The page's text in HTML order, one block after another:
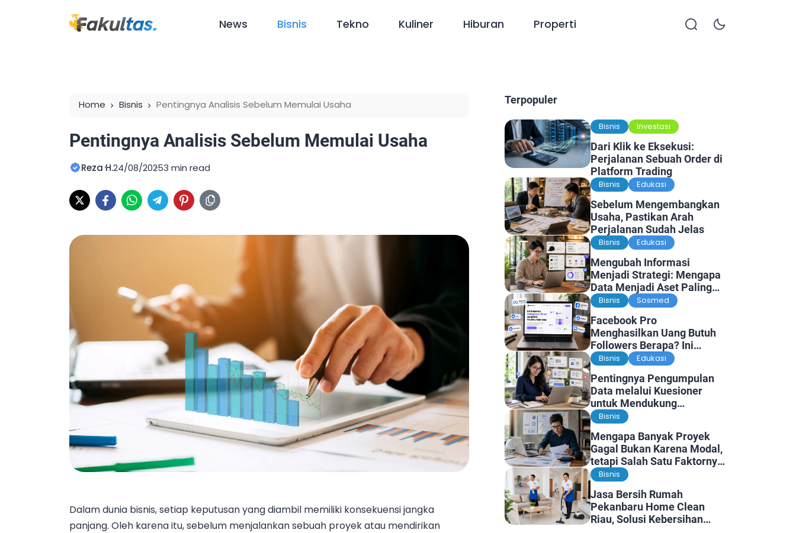
News Bisnis Tekno Kuliner Hiburan Properti
Home Bisnis Pentingnya Analisis Sebelum Memulai Usaha
Pentingnya Analisis Sebelum Memulai Usaha
Reza H.24/08/20253 min read
Dalam dunia bisnis, setiap keputusan yang diambil memiliki konsekuensi jangka
panjang. Oleh karena itu, sebelum menjalankan sebuah proyek atau mendirikan
Terpopuler
Bisnis Investasi
Dari Klik ke Eksekusi:
Perjalanan Sebuah Order di
Platform Trading
Bisnis Edukasi
Sebelum Mengembangkan
Usaha, Pastikan Arah
Perjalanan Sudah Jelas
Bisnis Edukasi
Mengubah Informasi
Menjadi Strategi: Mengapa
Data Menjadi Aset Paling
Berharga di Era Digital
Bisnis Sosmed
Facebook Pro
Menghasilkan Uang Butuh
Followers Berapa? Ini
Faktanya
Bisnis Edukasi
Pentingnya Pengumpulan
Data melalui Kuesioner
untuk Mendukung
Penelitian dan Pengambilan
Bisnis
Mengapa Banyak Proyek
Gagal Bukan Karena Modal,
tetapi Salah Satu Faktornya
Karena Tidak Pernah Diuji
Bisnis
Jasa Bersih Rumah
Pekanbaru Home Clean
Riau, Solusi Kebersihan